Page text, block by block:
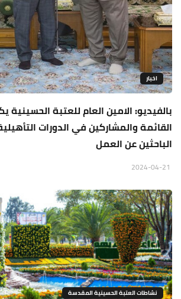
اخبار
بالفيديو: الامين العام للعتبة الحسينية
القائمة والمشاركين في الدورات
الباحثين عن العمل
نشاطات العتبة الحسينية المقدسة